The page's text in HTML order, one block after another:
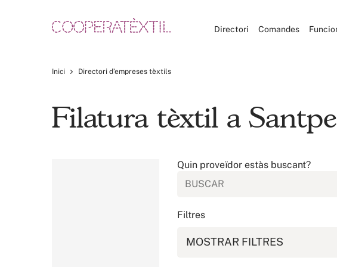
Directori Comandes
Inici Directori d’empreses tèxtils
Filatura tèxtil a
Quin proveïdor estàs buscant?
Filtres
MOSTRAR FILTRES